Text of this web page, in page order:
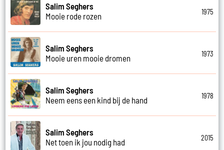
Salim Seghers
Mooie rode rozen
1975
Salim Seghers
Mooie uren mooie dromen
1973
Salim Seghers
Neem eens een kind bij de hand
1978
Salim Seghers
Net toen ik jou nodig had
2015